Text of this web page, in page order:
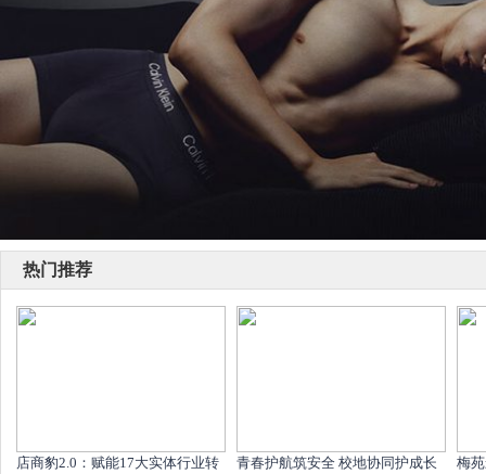
热门推荐
店商豹2.0：赋能17大实体行业转
青春护航筑安全 校地协同护成长
梅